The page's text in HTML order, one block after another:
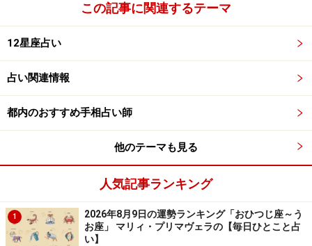
うお座の運命の生かし方
うお座は、流れに乗ることで幸せをつかみます。ただ、
でいいという思いがあるため、現実的な努力を放棄する
傾向があります。
幸せの質を上げていくイメージを持ちましょう。楽し
く、快適に暮らすために、何ができるのか、無理のない
足し算で、運気を高めていくのです。
この記事に関連するテーマ
12星座占い
占い関連情報
都内のおすすめ手相占い師
他のテーマも見る
人気記事ランキング
1
2026年8月9日の運勢ランキング「おひつじ座～う
お座」 マリィ・プリマヴェラの【毎日ひとこと占
い】